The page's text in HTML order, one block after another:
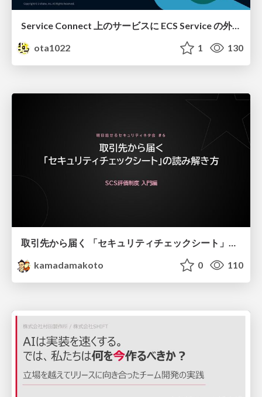
Service Connect 上のサービスに ECS Service の外側から到達できなかった話
ota1022
1 130
取引先から届く 「セキュリティチェックシート」の読み解き方
kamadamakoto
0 110